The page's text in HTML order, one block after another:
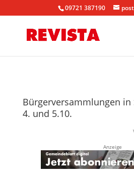
09721 387190
Bürgerversammlungen
4. und 5.10.
Anzeige